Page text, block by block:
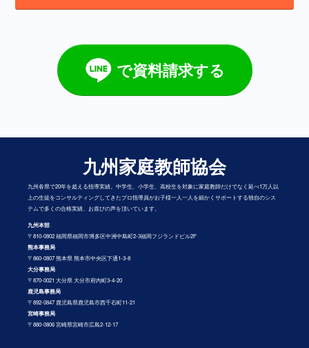
で資料請求する
九州家庭教師協会
九州各県で20年を超える指導実績。中学生、小学生、高校生を対象に家庭教師だけでなく延べ1万人以
上の生徒をコンサルティングしてきたプロ指導員がお子様一人一人を細かくサポートする独自のシス
テムで多くの合格実績、お喜びの声を頂いています。
九州本部
〒810-0802 福岡県福岡市博多区中洲中島町2-3福岡フジランドビル2F
熊本事務局
〒860-0807 熊本県 熊本市中央区下通1-3-8
大分事務局
〒870-0021 大分県 大分市府内町3-4-20
鹿児島事務局
〒892-0847 鹿児島県鹿児島市西千石町11-21
宮崎事務局
〒880-0806 宮崎県宮崎市広島2-12-17